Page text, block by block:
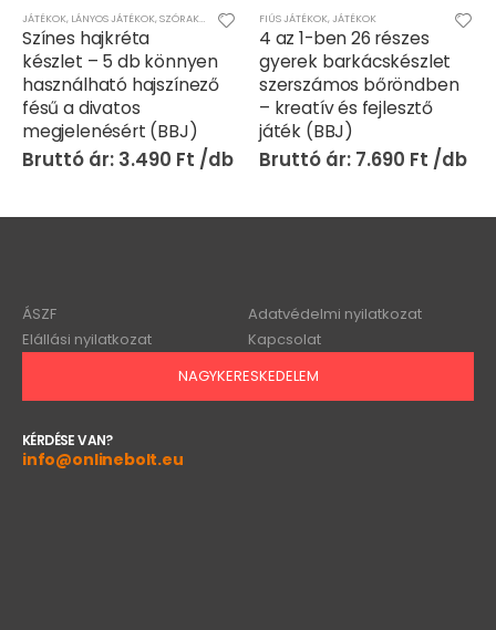
JÁTÉKOK, LÁNYOS JÁTÉKOK,SZÓRAKOZÁS
Színes hajkréta
készlet – 5 db könnyen
használható hajszínező
fésű a divatos
megjelenésért (BBJ)
3.490 Ft
FIÚS JÁTÉKOK,JÁTÉKOK
4 az 1-ben 26 részes
gyerek barkácskészlet
szerszámos bőröndben
– kreatív és fejlesztő
játék (BBJ)
7.690 Ft
ÁSZF
Adatvédelmi nyilatkozat
Elállási nyilatkozat
Kapcsolat
NAGYKERESKEDELEM
KÉRDÉSE VAN?
info@onlinebolt.eu